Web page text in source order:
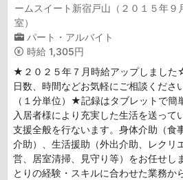
ームスイート新宿戸山（２０１５年９
室）
パート・アルバイト
時給 1,305円
★２０２５年７月時給アップしまし
日数、時間などお気軽にご相談くださ
（１分単位）★記録はタブレットで簡
入居者様により充実した生活を送って
支援全般を行ないます。身体介助（食
介助）、生活援助（外出介助、レクリ
営、居室清掃、見守り等）をお任せし
とりの経験・スキルに合わせた業務か